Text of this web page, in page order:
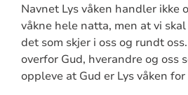
Navnet Lys våken handler ikke
våkne hele natta, men at vi
det som skjer i oss og rundt
overfor Gud, hverandre og oss
oppleve at Gud er Lys våken for